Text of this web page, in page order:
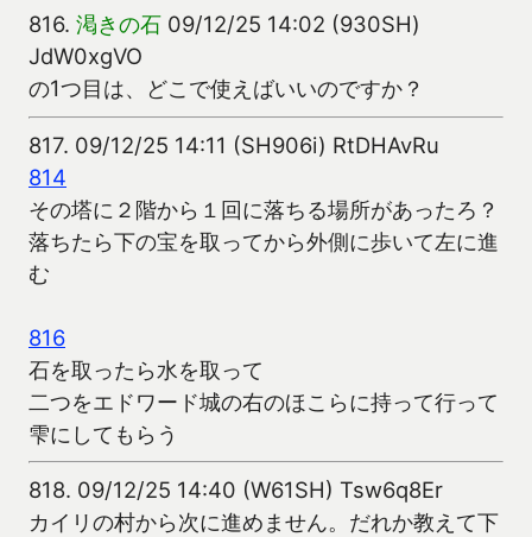
816. 渇きの石 09/12/25 14:02 (930SH)
JdW0xgVO
の1つ目は、どこで使えばいいのですか？
817. 09/12/25 14:11 (SH906i) RtDHAvRu
814
その塔に２階から１回に落ちる場所があったろ？
落ちたら下の宝を取ってから外側に歩いて左に進
む
816
石を取ったら水を取って
二つをエドワード城の右のほこらに持って行って
雫にしてもらう
818. 09/12/25 14:40 (W61SH) Tsw6q8Er
カイリの村から次に進めません。だれか教えて下